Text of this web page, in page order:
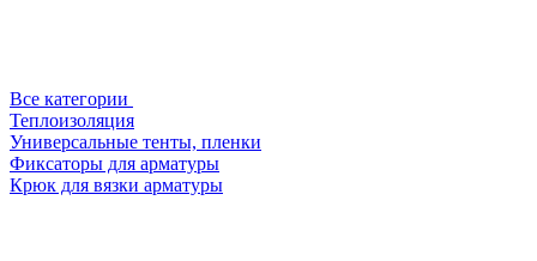
Все категории
Теплоизоляция
Универсальные тенты, пленки
Фиксаторы для арматуры
Крюк для вязки арматуры